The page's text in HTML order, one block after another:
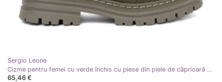
Sergio Leone
Cizme pentru femei cu verde închis cu piese din piele de căprioară Sergio Leone
65,46 €